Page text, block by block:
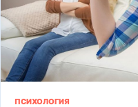
ПСИХОЛОГИЯ